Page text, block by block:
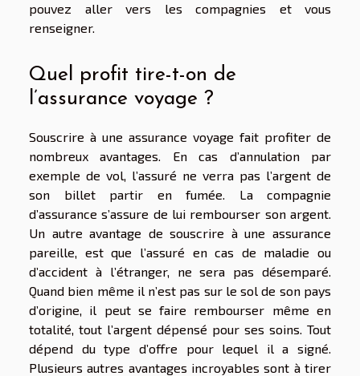
pouvez aller vers les compagnies et vous
renseigner.
Quel profit tire-t-on de
l’assurance voyage ?
Souscrire à une assurance voyage fait profiter de
nombreux avantages. En cas d’annulation par
exemple de vol, l’assuré ne verra pas l’argent de
son billet partir en fumée. La compagnie
d’assurance s’assure de lui rembourser son argent.
Un autre avantage de souscrire à une assurance
pareille, est que l’assuré en cas de maladie ou
d’accident à l’étranger, ne sera pas désemparé.
Quand bien même il n’est pas sur le sol de son pays
d’origine, il peut se faire rembourser même en
totalité, tout l’argent dépensé pour ses soins. Tout
dépend du type d’offre pour lequel il a signé.
Plusieurs autres avantages incroyables sont à tirer